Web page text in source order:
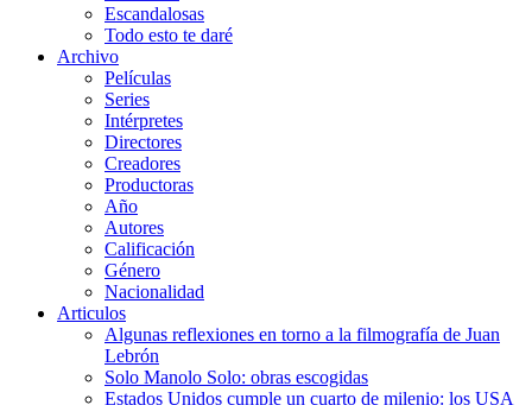
Escandalosas
Todo esto te daré
Archivo
Películas
Series
Intérpretes
Directores
Creadores
Productoras
Año
Autores
Calificación
Género
Nacionalidad
Articulos
Algunas reflexiones en torno a la filmografía de Juan
Lebrón
Solo Manolo Solo: obras escogidas
Estados Unidos cumple un cuarto de milenio: los USA